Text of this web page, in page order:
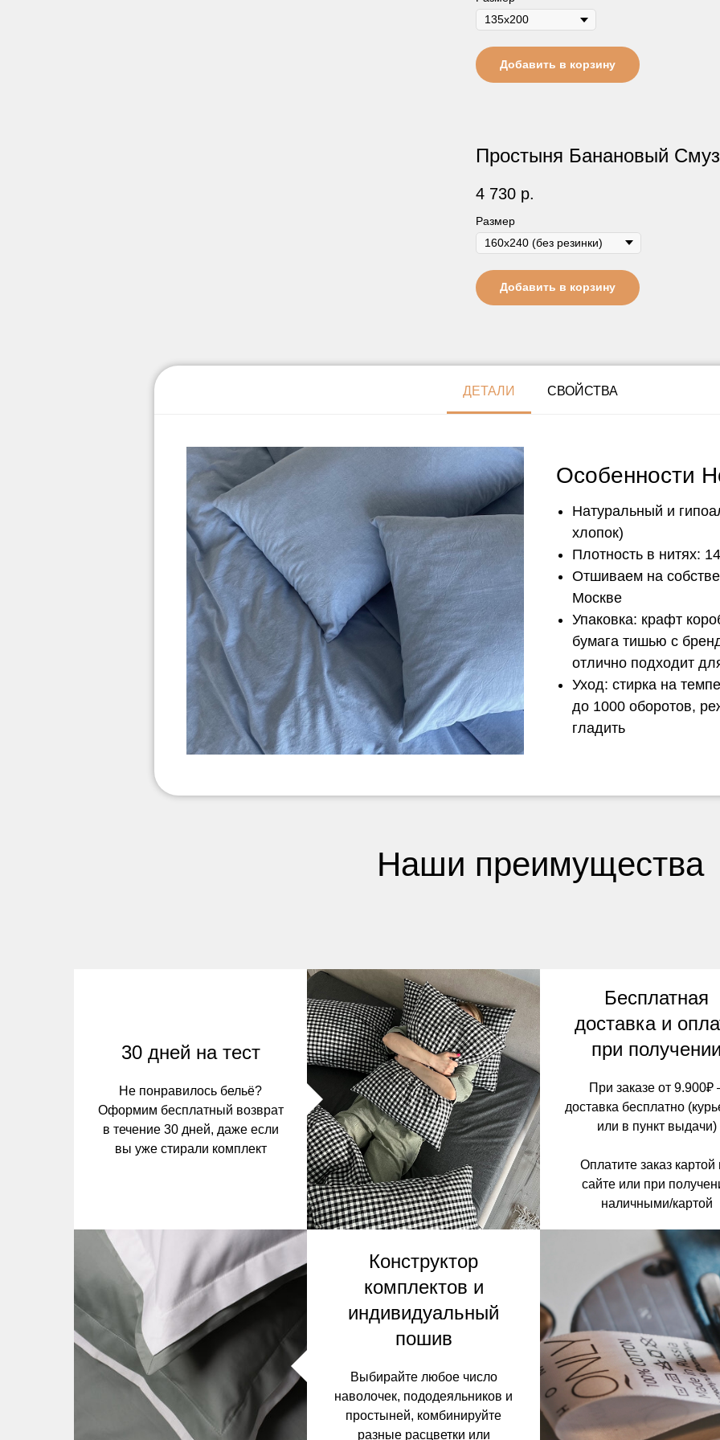
Добавить в корзину
Простыня Банановый
4 730 р.
Размер
Добавить в корзину
ДЕТАЛИ СВОЙСТВА
Особенности
Натуральный и
хлопок)
Плотность в нитях:
Отшиваем на
Москве
Упаковка: крафт
бумага тишью с
отлично подходит
Уход: стирка на
до 1000 оборотов,
гладить
Наши преимущества
30 дней на тест
Не понравилось бельё?
Оформим бесплатный возврат
в течение 30 дней, даже если
вы уже стирали комплект
Бесплатная
доставка и
при
При заказе от 9.900₽
доставка бесплатно
или в пункт выдачи)
Оплатите заказ картой
сайте или при
наличными/картой
Конструктор
комплектов и
индивидуальный
пошив
Выбирайте любое число
наволочек, пододеяльников и
простыней, комбинируйте
разные расцветки или